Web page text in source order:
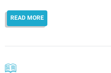
READ MORE